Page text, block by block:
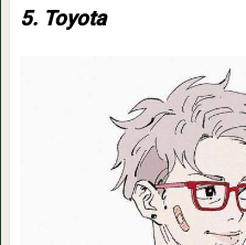
5. Toyota